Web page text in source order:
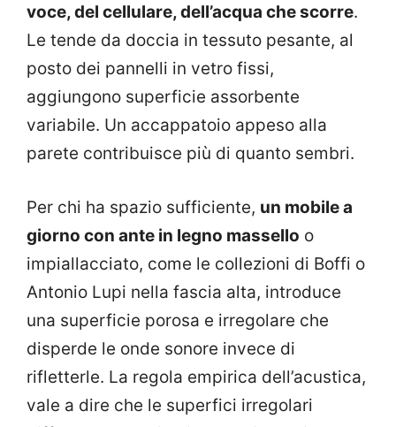
voce, del cellulare, dell’acqua che scorre.
Le tende da doccia in tessuto pesante, al
posto dei pannelli in vetro fissi,
aggiungono superficie assorbente
variabile. Un accappatoio appeso alla
parete contribuisce più di quanto sembri.
Per chi ha spazio sufficiente, un mobile a
giorno con ante in legno massello o
impiallacciato, come le collezioni di Boffi o
Antonio Lupi nella fascia alta, introduce
una superficie porosa e irregolare che
disperde le onde sonore invece di
rifletterle. La regola empirica dell’acustica,
vale a dire che le superfici irregolari